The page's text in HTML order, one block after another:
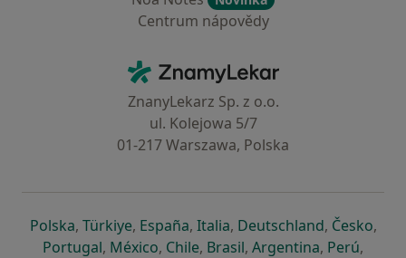
Centrum nápovědy
ZnamyLekar - Hlavní stránka
ZnanyLekarz Sp. z o.o.
ul. Kolejowa 5/7
01-217 Warszawa, Polska
Polskase otevře v nové záložce
, Türkiyese otevře v nové záložce
, Españase otevře v nové záložce
, Italiase otevře v nové záložce
, Deutschlandse otevře v
, Českose
,
Portugalse otevře v nové záložce
, Méxicose otevře v nové záložce
, Chilese otevře v nové záložce
, Brasilse otevře v nové
, Argentinase otevře v
, Perúse
,